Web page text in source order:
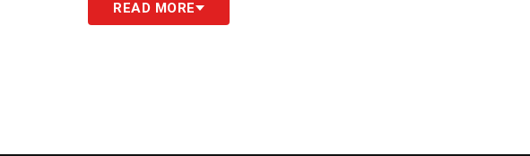
SFIDANTI
READ MORE